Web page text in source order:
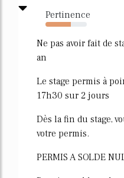
Pertinence
62%
Ne pas avoir fait de
an
Le stage permis à
17h30 sur 2 jours
Dès la fin du stage,
votre permis.
PERMIS A SOLDE